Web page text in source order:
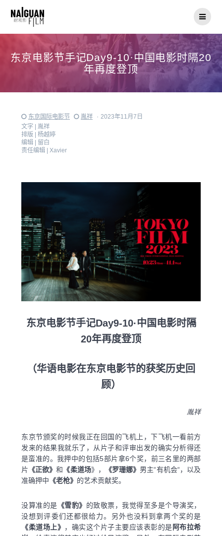
东京电影节手记Day9-10·中国电影时隔20
年再度登顶
东京国际电影节 胤祥 · 2023年11月7日
文字 | 胤祥
排版 | 杨越婷
编辑 | 留白
责任编辑 | Xavier
东京电影节手记Day9-10·中国电影时隔
20年再度登顶
（华语电影在东京电影节的获奖历史回
顾）
胤祥
东京节颁奖的时候我正在回国的飞机上，下飞机一看前方
发来的结果我就乐了，从片子和评审出发的确实分析得还
是蛮准的。我押中的包括5部片拿6个奖，前三名里的两部
片 《正欲》和 《柔道场》， 《罗珊娜》 男主“有机会“，以及
准确押中 《老枪》 的艺术贡献奖。
没算准的是 《雪豹》 的致敬票，我觉得至多是个导演奖，
没想到评委们还都很给力。另外也没料到拿两个奖的是
《柔道场上》 ，确实这个片子主要应该表彰的是阿布拉希